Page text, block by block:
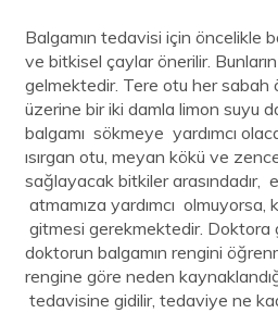
Balgamın tedavisi için öncelikle
ve bitkisel çaylar önerilir.
gelmektedir. Tere otu her sabah
üzerine bir iki damla limon suyu
balgamı sökmeye yardımcı
ısırgan otu, meyan kökü ve
sağlayacak bitkiler arasındadır,
atmamıza yardımcı olmuyorsa,
gitmesi gerekmektedir. Doktora
doktorun balgamın rengini
rengine göre neden
tedavisine gidilir, tedaviye ne